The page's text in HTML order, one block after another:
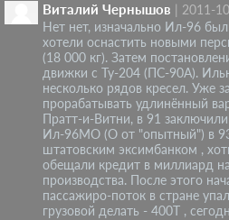
Виталий Чернышов
2011-
Нет нет, изначально Ил-96
хотели оснастить новыми
(18 000 кг). Затем
движки с Ту-204 (ПС-90А).
несколько рядов кресел. Уже
прорабатывать удлинённый
Пратт-и-Витни, в 91
Ил-96МО (О от "опытный") в
штатовским эксимбанком ,
обещали кредит в миллиард
производства. После этого
пассажиро-поток в стране
грузовой делать - 400Т ,